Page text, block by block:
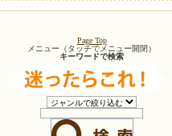
Page Top
メニュー（タッチでメニュー開閉）
キーワードで検索